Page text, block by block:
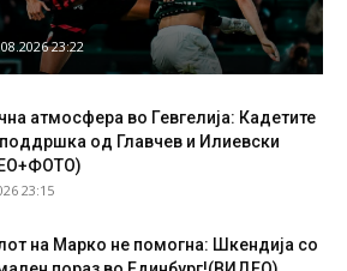
23:22
атмосфера во Гевгелија: Кадетите
од Главчев и Илиевски
23:15
на Марко не помогна: Шкендија со